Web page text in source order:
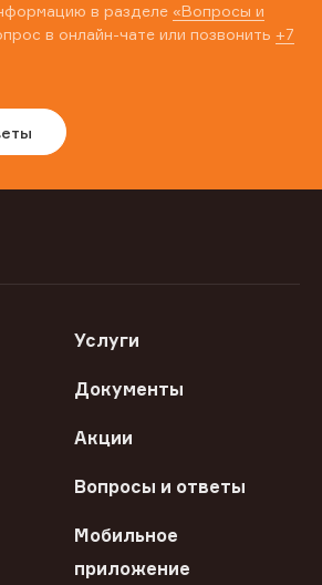
в разделе «Вопросы и
в онлайн-чате или позвонить +7
Услуги
Документы
Акции
Вопросы и ответы
Мобильное
приложение